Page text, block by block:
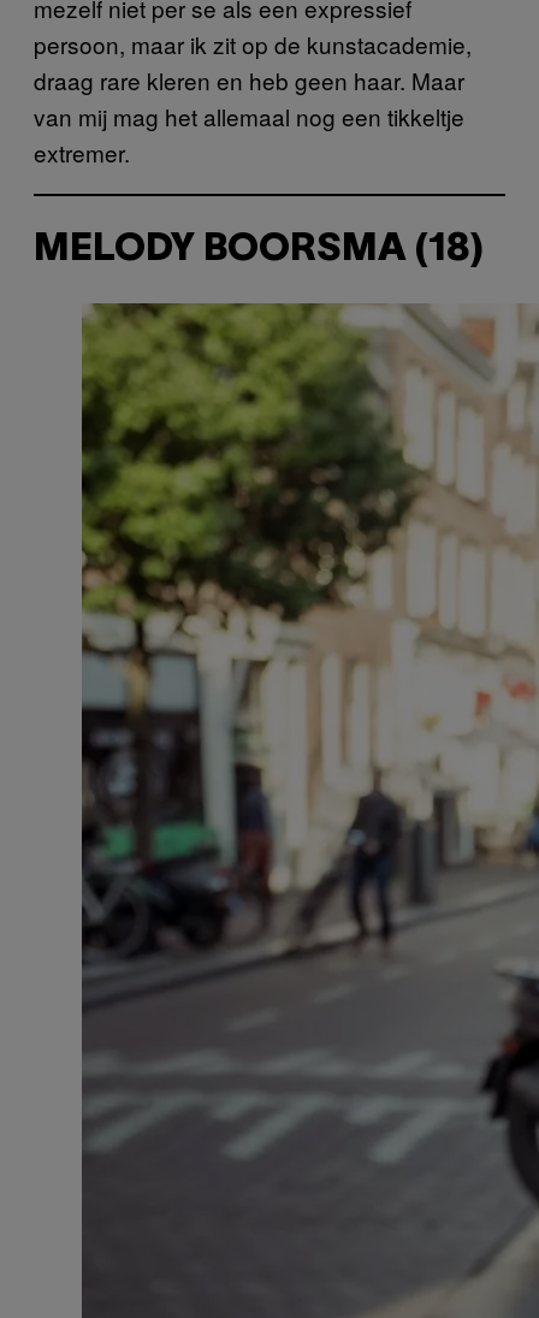
mezelf niet per se als een expressief
persoon, maar ik zit op de kunstacademie,
draag rare kleren en heb geen haar. Maar
van mij mag het allemaal nog een tikkeltje
extremer.
MELODY BOORSMA (18)